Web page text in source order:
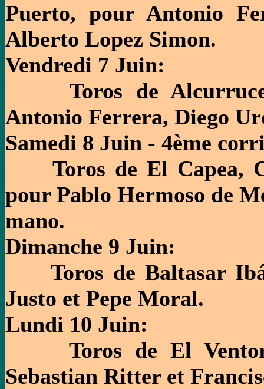
Puerto, pour Antonio
Alberto Lopez Simon.
Vendredi 7 Juin:
Toros de
Antonio Ferrera, Diego
Samedi 8 Juin - 4ème
Toros de El Capea,
pour Pablo Hermoso de
mano.
Dimanche 9 Juin:
Toros de Baltasar
Justo et Pepe Moral.
Lundi 10 Juin:
Toros de El
Sebastian Ritter et